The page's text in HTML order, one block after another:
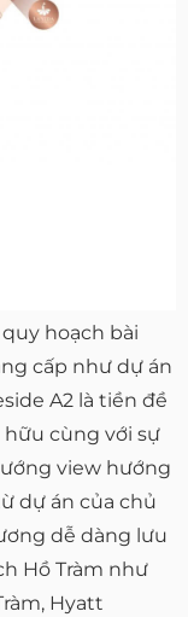
hoạch bài
cấp như dự án
A2 là tiền đề
cùng với sự
view hướng
dự án của chủ
dễ dàng lưu
Hồ Tràm như
Hyatt